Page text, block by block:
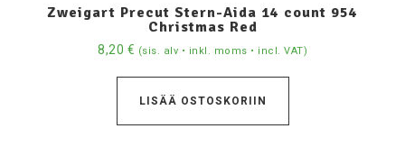
Zweigart Precut Stern-Aida 14 count 954
Christmas Red
8,20 € (sis. alv • inkl. moms • incl. VAT)
LISÄÄ OSTOSKORIIN